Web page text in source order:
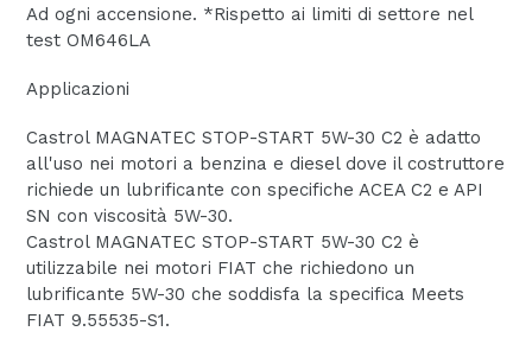
Ad ogni accensione. *Rispetto ai limiti di settore nel
test OM646LA
Applicazioni
Castrol MAGNATEC STOP-START 5W-30 C2 è adatto
all'uso nei motori a benzina e diesel dove il costruttore
richiede un lubrificante con specifiche ACEA C2 e API
SN con viscosità 5W-30.
Castrol MAGNATEC STOP-START 5W-30 C2 è
utilizzabile nei motori FIAT che richiedono un
lubrificante 5W-30 che soddisfa la specifica Meets
FIAT 9.55535-S1.